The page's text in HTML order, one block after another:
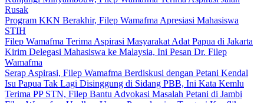
Rusak
Program KKN Berakhir, Filep Wamafma Apresiasi Mahasiswa
STIH
Filep Wamafma Terima Aspirasi Masyarakat Adat Papua di Jakarta
Kirim Delegasi Mahasiswa ke Malaysia, Ini Pesan Dr. Filep
Wamafma
Serap Aspirasi, Filep Wamafma Berdiskusi dengan Petani Kendal
Isu Papua Tak Lagi Disinggung di Sidang PBB, Ini Kata Kemlu
Terima PP STN, Filep Bantu Advokasi Masalah Petani di Jambi